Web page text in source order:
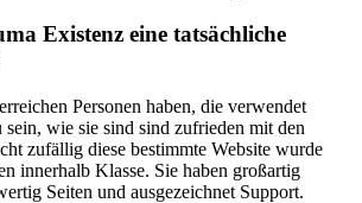
Existenz eine tatsächliche
Personen haben, die verwendet
sein, wie sie sind sind zufrieden mit den
zufällig diese bestimmte Website wurde
innerhalb Klasse. Sie haben großartig
Seiten und ausgezeichnet Support.